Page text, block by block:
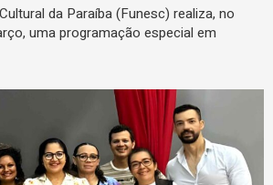
da Paraíba (Funesc) realiza, no
uma programação especial em